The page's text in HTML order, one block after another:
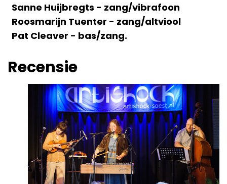
Sanne Huijbregts - zang/vibrafoon
Roosmarijn Tuenter - zang/altviool
Pat Cleaver - bas/zang.
Recensie